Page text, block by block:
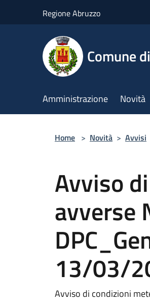
Regione Abruzzo
Comune
Amministrazione Novità
Home > Novità > Avvisi
Avviso
avverse
13/03/
Avviso di condizioni